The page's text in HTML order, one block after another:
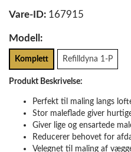
Vare-ID: 167915
Modell:
Komplett Refilldyna 1-P
Produkt Beskrivelse:
Perfekt til maling langs
Stor maleflade giver
Giver lige og ensartede
Reducerer behovet for
Velegnet til maling af